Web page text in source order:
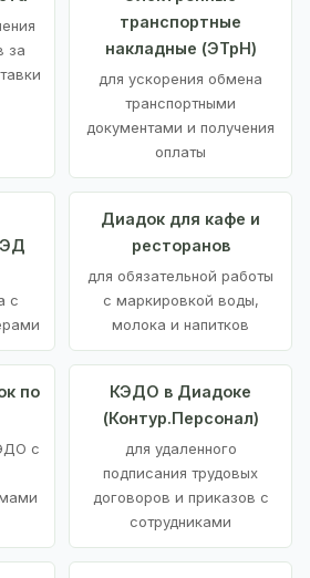
за
транспортные
накладные (ЭТрН)
для ускорения обмена
транспортными
документами и получения
оплаты
с
Диадок для кафе и
ресторанов
для обязательной работы
с маркировкой воды,
молока и напитков
по
с
КЭДО в Диадоке
(Контур.Персонал)
для удаленного
подписания трудовых
договоров и приказов с
сотрудниками